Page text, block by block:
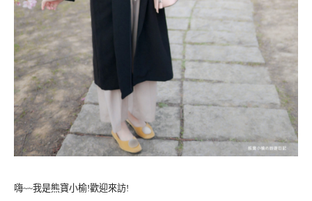
嗨~~我是熊寶小榆!歡迎來訪!